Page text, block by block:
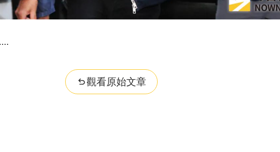
觀看原始文章